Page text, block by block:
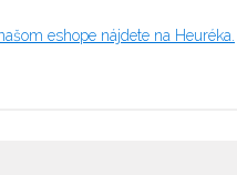
eshope nájdete na Heuréka.